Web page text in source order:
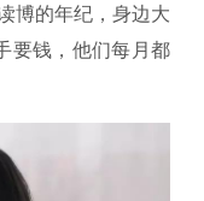
博的年纪，身边大
要钱，他们每月都